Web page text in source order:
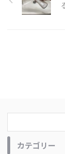
カテゴリー